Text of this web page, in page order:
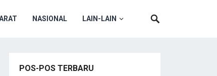
NASIONAL LAIN-LAIN
POS-POS TERBARU